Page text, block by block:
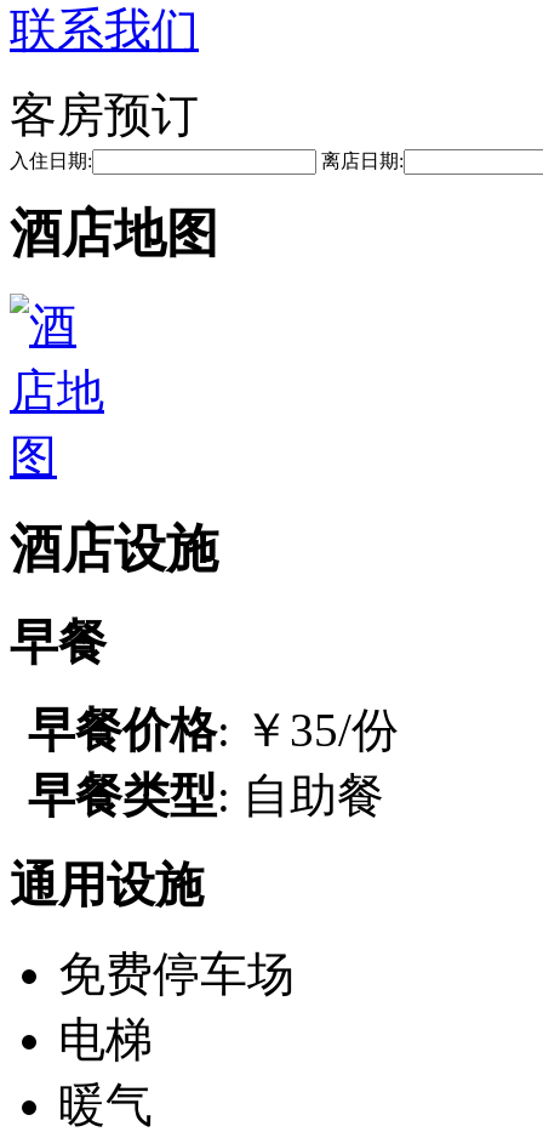
联系我们
客房预订
入住日期: 离店日期:
酒店地图
酒店设施
早餐
早餐价格: ￥35/份
早餐类型: 自助餐
通用设施
免费停车场
电梯
暖气